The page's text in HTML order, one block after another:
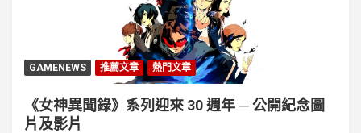
GAMENEWS 推薦文章 熱門文章
《女神異聞錄》系列迎來 30 週年 ─ 公開紀念圖
片及影片